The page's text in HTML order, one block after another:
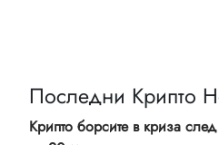
Последни Крипто
Крипто борсите в криза